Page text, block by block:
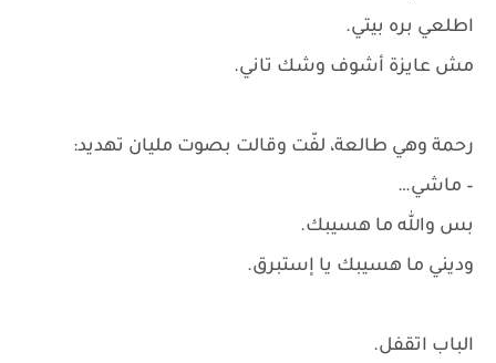
اطلعي بره بيتي.
مش عايزة أشوف وشك تاني.
رحمة وهي طالعة، لفّت وقالت بصوت مليان تهديد:
– ماشي…
بس والله ما هسيبك.
وديني ما هسيبك يا إستبرق.
الباب اتقفل.